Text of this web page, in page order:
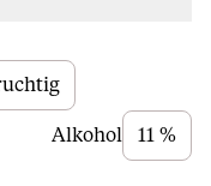
Alkohol 11 %